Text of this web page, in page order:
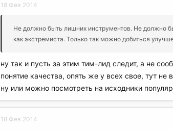
ц
и
18 Фев 2014
Не должно быть лишних инструментов. Не должно
как экстремиста. Только так можно добиться
ну так и пусть за этим тим-лид следит, а не
понятие качества, опять же у всех свое, тут не
ну или можно посмотреть на исходники
18 Фев 2014